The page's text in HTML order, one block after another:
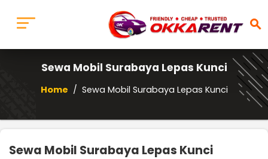
search
Sewa Mobil Surabaya Lepas Kunci
Home / Sewa Mobil Surabaya Lepas Kunci
Sewa Mobil Surabaya Lepas Kunci